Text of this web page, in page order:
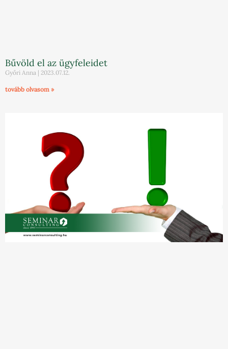
Bűvöld el az ügyfeleidet
Győri Anna 2023.07.12.
tovább olvasom »